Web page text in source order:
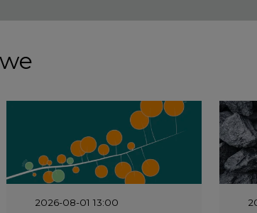
2026-08-01 13:00